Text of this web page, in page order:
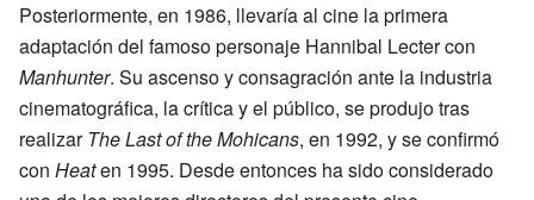
Posteriormente, en 1986, llevaría al cine la primera
adaptación del famoso personaje Hannibal Lecter con
Manhunter. Su ascenso y consagración ante la industria
cinematográfica, la crítica y el público, se produjo tras
realizarThe Last of the Mohicans, en 1992, y se confirmó
con Heaten 1995. Desde entonces ha sido considerado